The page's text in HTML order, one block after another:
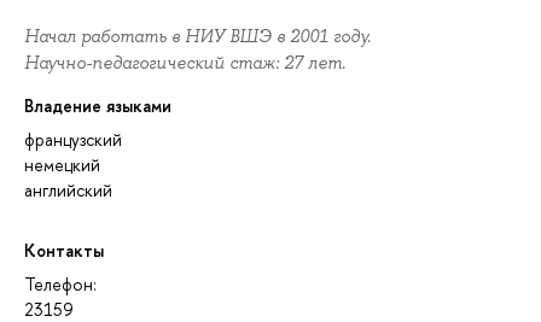
Начал работать в НИУ ВШЭ в 2001 году.
Научно-педагогический стаж: 27 лет.
Владение языками
французский
немецкий
английский
Контакты
Телефон:
23159